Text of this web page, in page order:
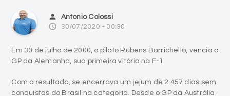
Em 30 de julho de 2000, o piloto Rubens Barrichello, vencia o
GP da Alemanha, sua primeira vitória na F-1.
Com o resultado, se encerrava um jejum de 2.457 dias sem
conquistas do Brasil na categoria. Desde o GP da Austrália
brasileiro não era executado no campeonato máximo do
automobilismo.